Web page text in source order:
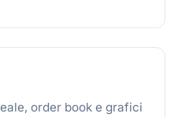
order book e grafici